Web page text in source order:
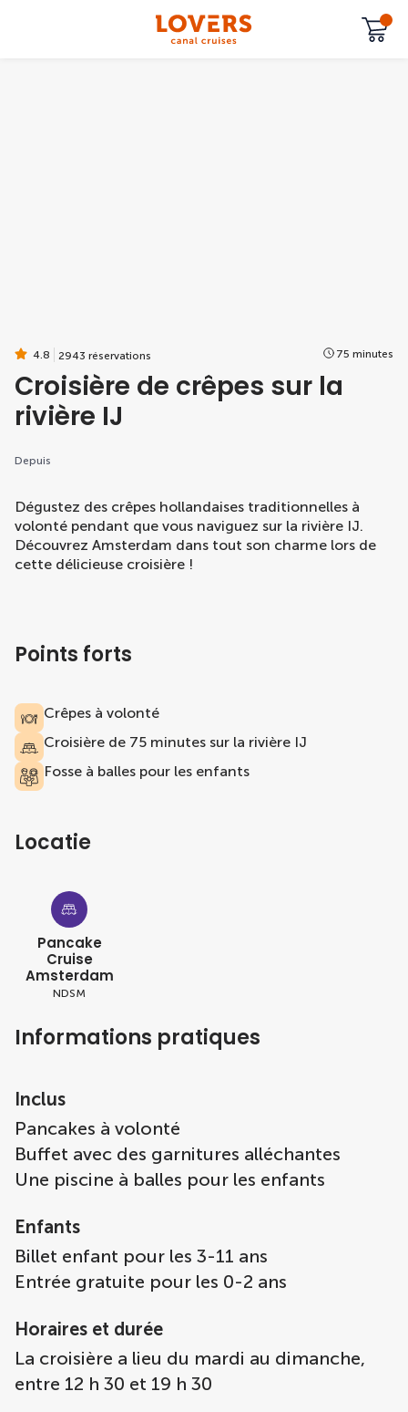
4.8 2943 réservations 75 minutes
Croisière de crêpes sur la
rivière IJ
Depuis
Dégustez des crêpes hollandaises traditionnelles à
volonté pendant que vous naviguez sur la rivière IJ.
Découvrez Amsterdam dans tout son charme lors de
cette délicieuse croisière !
Points forts
Crêpes à volonté
Croisière de 75 minutes sur la rivière IJ
Fosse à balles pour les enfants
Locatie
Pancake
Cruise
Amsterdam
NDSM
Informations pratiques
Inclus
Pancakes à volonté
Buffet avec des garnitures alléchantes
Une piscine à balles pour les enfants
Enfants
Billet enfant pour les 3-11 ans
Entrée gratuite pour les 0-2 ans
Horaires et durée
La croisière a lieu du mardi au dimanche,
entre 12 h 30 et 19 h 30